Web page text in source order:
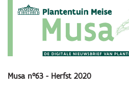
Musa n°63 - Herfst 2020